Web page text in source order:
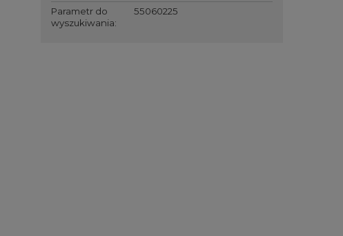
Parametr do
wyszukiwania:
55060225